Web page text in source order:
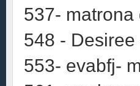
537- matrona
548 -
553- evabfj-